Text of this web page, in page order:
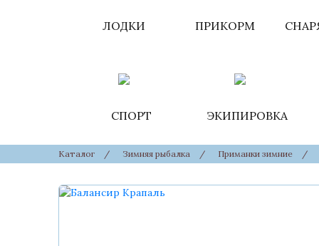
ЛОДКИ ПРИКОРМ
СПОРТ ЭКИПИРОВКА
Каталог / Зимняя рыбалка / Приманки зимние /